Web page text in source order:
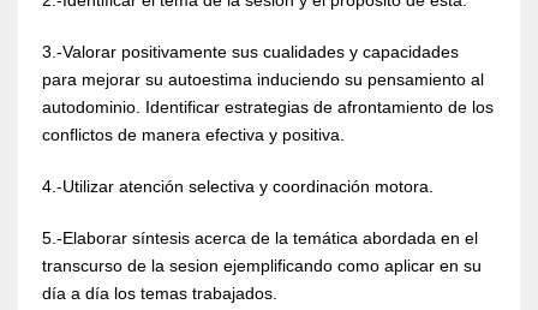
3.-Valorar positivamente sus cualidades y capacidades
para mejorar su autoestima induciendo su pensamiento al
autodominio. Identificar estrategias de afrontamiento de los
conflictos de manera efectiva y positiva.
4.-Utilizar atención selectiva y coordinación motora.
5.-Elaborar síntesis acerca de la temática abordada en el
transcurso de la sesion ejemplificando como aplicar en su
día a día los temas trabajados.